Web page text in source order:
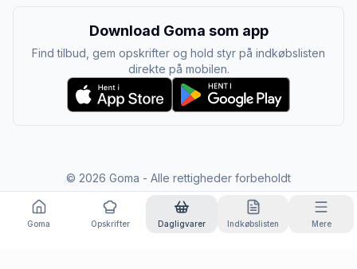
Download Goma som app
Find tilbud, gem opskrifter og hold styr på indkøbslisten
direkte på mobilen.
© 2026 Goma - Alle rettigheder forbeholdt
Goma Opskrifter Dagligvarer Indkøbslisten Mere